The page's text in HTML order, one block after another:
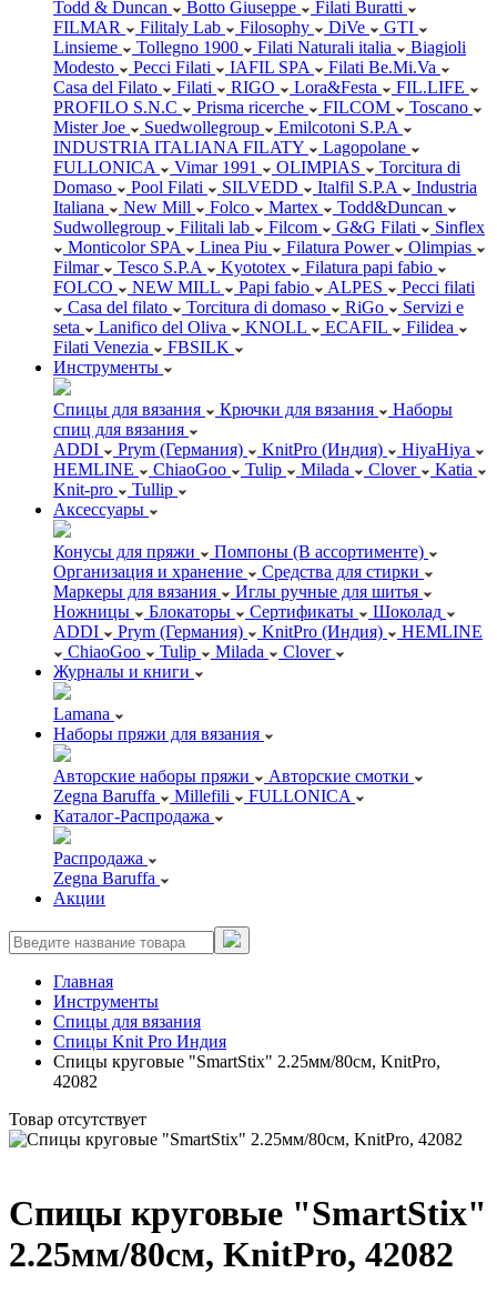
Todd & Duncan
Botto Giuseppe
Filati Buratti
FILMAR
Filitaly Lab Filosophy DiVe
GTI
Linsieme
Tollegno 1900 Filati Naturali italia
Biagioli
Modesto
Pecci Filati IAFIL SPA
Filati Be.Mi.Va
Casa del Filato
Filati RIGO Lora&Festa
FIL.LIFE
PROFILO S.N.C
Prisma ricerche FILCOM
Toscano
Mister Joe
Suedwollegroup
Emilcotoni S.P.A
INDUSTRIA ITALIANA FILATY
Lagopolane
FULLONICA
Vimar 1991 OLIMPIAS
Torcitura di
Domaso
Pool Filati SILVEDD Italfil S.P.A
Industria
Italiana
New Mill Folco Martex
Todd&Duncan
Sudwollegroup
Filitali lab Filcom G&G Filati
Sinflex
Monticolor SPA
Linea Piu Filatura Power
Olimpias
Filmar
Tesco S.P.A Kyototex
Filatura papi fabio
FOLCO
NEW MILL Papi fabio ALPES
Pecci filati
Casa del filato
Torcitura di domaso RiGo
Servizi e
seta
Lanifico del Oliva KNOLL ECAFIL
Filidea
Filati Venezia
FBSILK
Инструменты
Спицы для вязания Крючки для вязания
Наборы
спиц для вязания
ADDI
Prym (Германия) KnitPro (Индия)
HiyaHiya
HEMLINE
ChiaoGoo Tulip Milada Clover
Katia
Knit-pro
Tullip
Аксессуары
Конусы для пряжи
Помпоны (В ассортименте)
Организация и хранение
Средства для стирки
Маркеры для вязания
Иглы ручные для шитья
Ножницы
Блокаторы Сертификаты
Шоколад
ADDI
Prym (Германия) KnitPro (Индия)
HEMLINE
ChiaoGoo
Tulip Milada
Clover
Журналы и книги
Lamana
Наборы пряжи для вязания
Авторские наборы пряжи
Авторские смотки
Zegna Baruffa
Millefili
FULLONICA
Каталог-Распродажа
Распродажа
Zegna Baruffa
Акции
Главная
Инструменты
Спицы для вязания
Спицы Knit Pro Индия
Спицы круговые "SmartStix" 2.25мм/80см, KnitPro,
42082
Товар отсутствует
Спицы круговые "SmartStix"
2.25мм/80см, KnitPro, 42082